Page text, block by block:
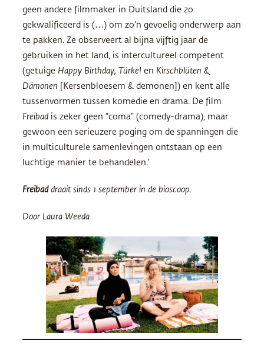
geen andere filmmaker in Duitsland die zo
gekwalificeerd is (…) om zo’n gevoelig onderwerp aan
te pakken. Ze observeert al bijna vijftig jaar de
gebruiken in het land, is intercultureel competent
(getuige Happy Birthday, Türke! en Kirschblüten &
Dämonen
[Kersenbloesem & demonen]) en kent alle
tussenvormen tussen komedie en drama. De film
Freibad is zeker geen “coma” (comedy-drama), maar
gewoon een serieuzere poging om de spanningen die ​​
in multiculturele samenlevingen ontstaan op een
luchtige manier te behandelen.’
Freibaddraait sinds 1 september in de bioscoop.
Door Laura Weeda